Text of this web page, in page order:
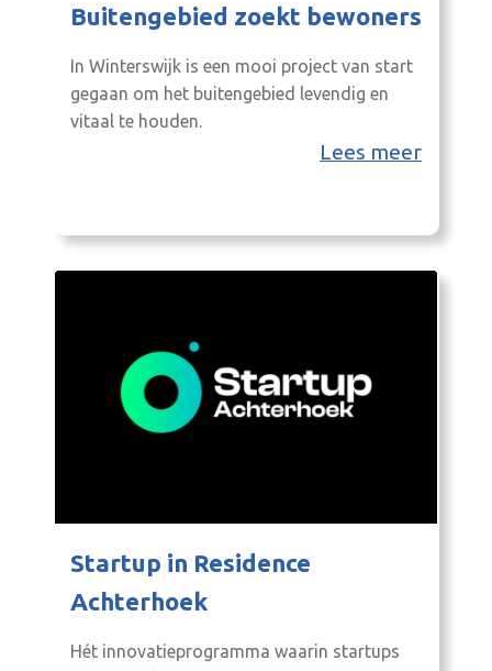
Buitengebied zoekt bewoners
In Winterswijk is een mooi project van start
gegaan om het buitengebied levendig en
vitaal te houden.
Lees meer
Startup in Residence
Achterhoek
Hét innovatieprogramma waarin startups